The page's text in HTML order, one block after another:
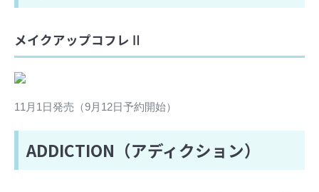
メイクアップコフレⅡ
11月1日発売（9月12日予約開始）
ADDICTION（アディクション）